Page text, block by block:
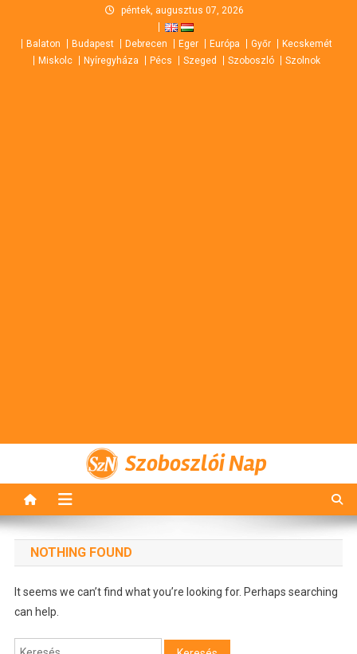
content
péntek, augusztus 07, 2026
Balaton Budapest Debrecen Eger Európa Győr
Kecskemét
Miskolc
Nyíregyháza Pécs Szeged Szoboszló Szolnok
Szoboszlói Nap
NOTHING FOUND
It seems we can’t find what you’re looking for. Perhaps searching
can help.
Keresés: